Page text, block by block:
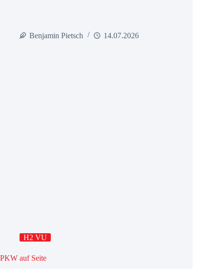
Benjamin Pietsch 14.07.2026
H2 VU
PKW auf Seite